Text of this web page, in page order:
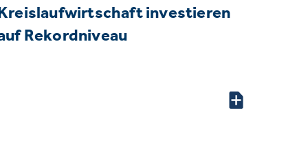
investieren
Rekordniveau